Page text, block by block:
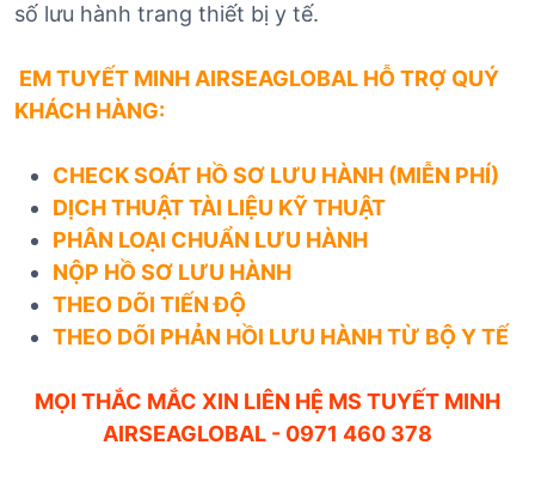
số lưu hành trang thiết bị y tế.
EM TUYẾT MINH AIRSEAGLOBAL HỖ TRỢ QUÝ
KHÁCH HÀNG:
CHECK SOÁT HỒ SƠ LƯU HÀNH (MIỄN PHÍ)
DỊCH THUẬT TÀI LIỆU KỸ THUẬT
PHÂN LOẠI CHUẨN LƯU HÀNH
NỘP HỒ SƠ LƯU HÀNH
THEO DÕI TIẾN ĐỘ
THEO DÕI PHẢN HỒI LƯU HÀNH TỪ BỘ Y TẾ
MỌI THẮC MẮC XIN LIÊN HỆ MS TUYẾT MINH
AIRSEAGLOBAL - 0971 460 378